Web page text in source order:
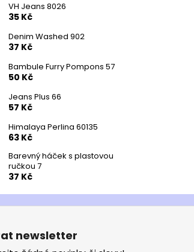
VH Jeans 8026
35 Kč
Denim Washed 902
37 Kč
Bambule Furry Pompons 57
50 Kč
Jeans Plus 66
57 Kč
Himalaya Perlina 60135
63 Kč
Barevný háček s plastovou
ručkou 7
37 Kč
newsletter